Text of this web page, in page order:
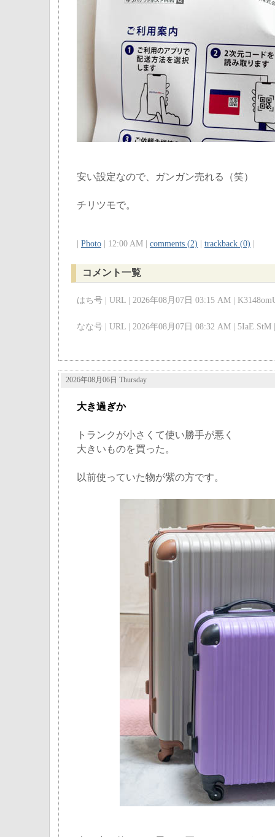
安い設定なので、ガンガン売れる（笑）
チリツモで。
Photo | 12:00 AM | comments (2) trackback (0)
コメント一覧
はち号 | URL | 2026年08月07日 03:15 AM |
なな号 | URL | 2026年08月07日 08:32 AM | 5IaE.StM |
2026年08月06日 Thursday
大き過ぎか
トランクが小さくて使い勝手が悪く
大きいものを買った。
以前使っていた物が紫の方です。